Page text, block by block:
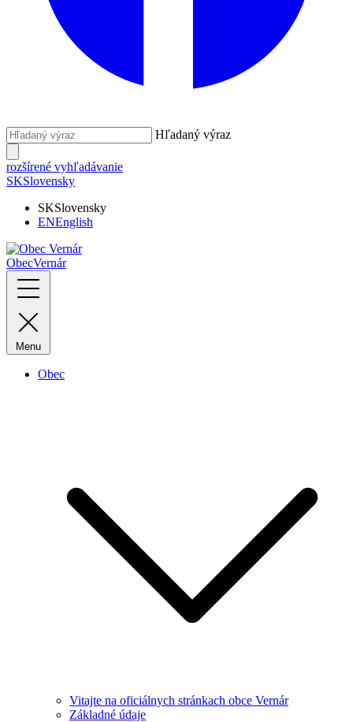
Hľadaný výraz
rozšírené vyhľadávanie
SKSlovensky
SKSlovensky
ENEnglish
ObecVernár
Menu
Obec
Vitajte na oficiálnych stránkach obce Vernár
Základné údaje